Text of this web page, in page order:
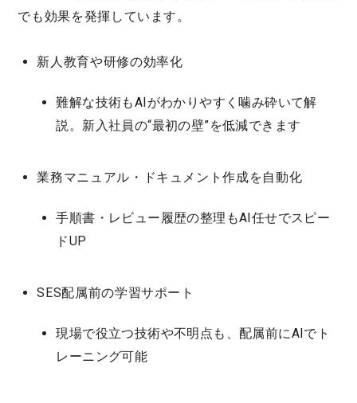
でも効果を発揮しています。
新人教育や研修の効率化
難解な技術もAIがわかりやすく噛み砕いて解
説。新入社員の“最初の壁”を低減できます
業務マニュアル・ドキュメント作成を自動化
手順書・レビュー履歴の整理もAI任せでスピー
ドUP
SES配属前の学習サポート
現場で役立つ技術や不明点も、配属前にAIでト
レーニング可能